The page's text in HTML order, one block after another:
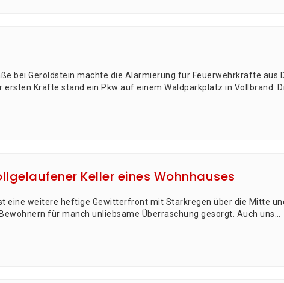
bei Gerold­stein mach­te die Alar­mie­rung für Feu­er­wehr­kräf­te aus
Kräf­te stand ein Pkw auf einem Wald­park­platz in Voll­brand.
Keller eines Wohnhauses
eine wei­te­re hef­ti­ge Gewit­ter­front mit Stark­re­gen über die Mit­te
für manch unlieb­sa­me Über­ra­schung gesorgt. Auch uns…